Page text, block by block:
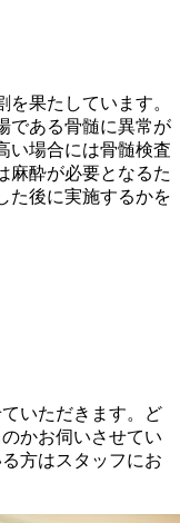
果たしています。
である骨髄に異常が
い場合には骨髄検査
麻酔が必要となるた
た後に実施するかを
いただきます。ど
かお伺いさせてい
方はスタッフにお